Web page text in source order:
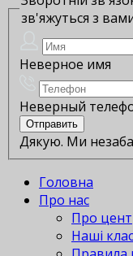
зв'яжуться з
Неверное имя
Неверный
Дякую. Ми
Головна
Про нас
Про
Наші